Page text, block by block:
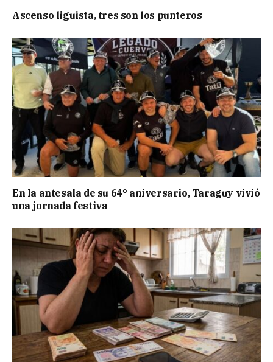
Ascenso liguista, tres son los punteros
En la antesala de su 64° aniversario, Taraguy vivió
una jornada festiva